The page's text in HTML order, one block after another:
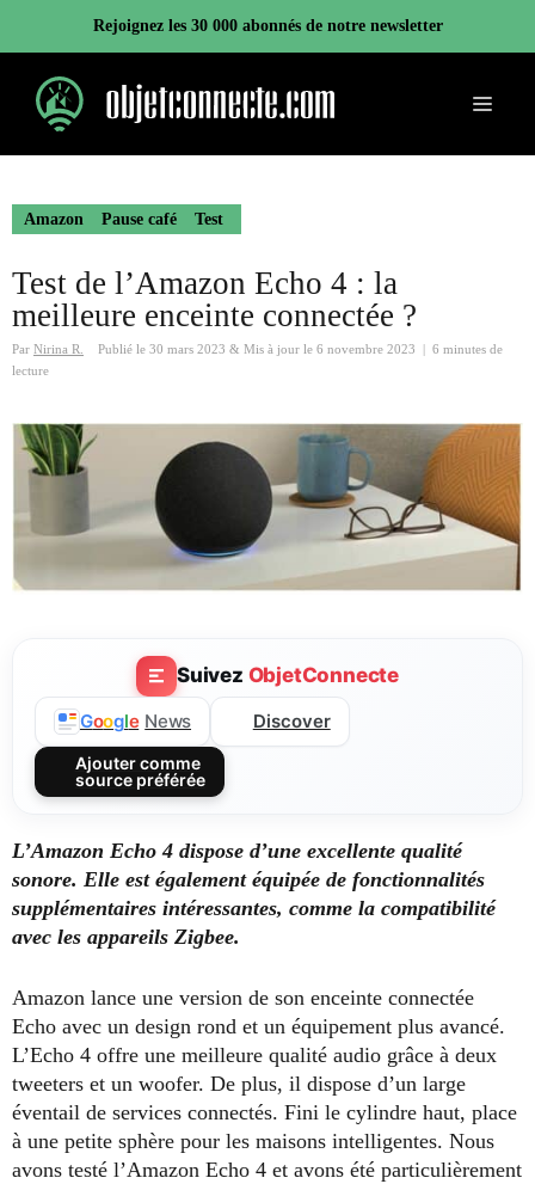
contenu
Rejoignez les 30 000 abonnés de notre newsletter
Menu
Amazon Pause café Test
Test de l’Amazon Echo 4 : la
meilleure enceinte connectée ?
Par Nirina R. Publié le 30 mars 2023 & Mis à jour le 6 novembre 2023
6 minutes de
lecture
Suivez ObjetConnecte
Google News Discover
Ajouter comme
source préférée
L’Amazon Echo 4 dispose d’une excellente qualité
sonore. Elle est également équipée de fonctionnalités
supplémentaires intéressantes, comme la compatibilité
avec les appareils Zigbee.
Amazon lance une version de son enceinte connectée
Echo avec un design rond et un équipement plus avancé.
L’Echo 4 offre une meilleure qualité audio grâce à deux
tweeters et un woofer. De plus, il dispose d’un large
éventail de services connectés. Fini le cylindre haut, place
à une petite sphère pour les maisons intelligentes. Nous
avons testé l’Amazon Echo 4 et avons été particulièrement